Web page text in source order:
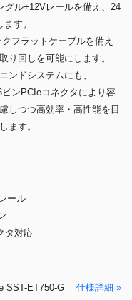
グル+12Vレールを備え、24
す。
フラットケーブルを備え
り回しを可能にします。
ンドシステムにも、
ンPCIeコネクタにより容
しつつ高効率・高性能を目
ます。
ール
タ対応
SST-ET750-G 仕様詳細 »